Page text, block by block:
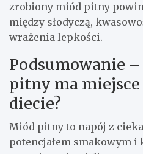
zrobiony miód pitny
między słodyczą,
wrażenia lepkości.
Podsumowanie
pitny ma miejsce
diecie?
Miód pitny to napój z
potencjałem smakowym